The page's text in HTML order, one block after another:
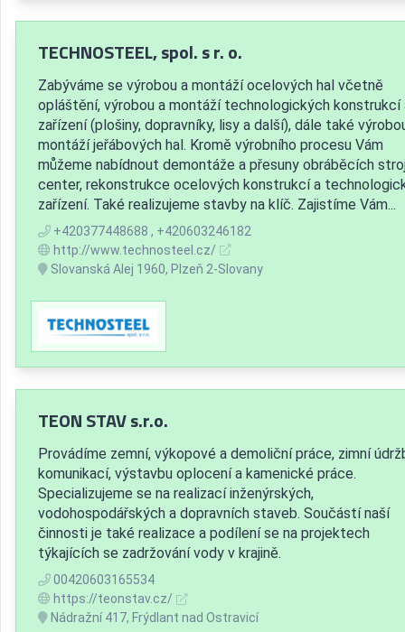
TECHNOSTEEL, spol. s r. o.
Zabýváme se výrobou a montáží ocelových hal včetně
opláštění, výrobou a montáží technologických konstrukcí
zařízení (plošiny, dopravníky, lisy a další), dále také
montáží jeřábových hal. Kromě výrobního procesu Vám
můžeme nabídnout demontáže a přesuny obráběcích
center, rekonstrukce ocelových konstrukcí a
zařízení. Také realizujeme stavby na klíč. Zajistíme Vám...
+420377448688 , +420603246182
http://www.technosteel.cz/
Slovanská Alej 1960, Plzeň 2-Slovany
TEON STAV s.r.o.
Provádíme zemní, výkopové a demoliční práce, zimní
komunikací, výstavbu oplocení a kamenické práce.
Specializujeme se na realizací inženýrských,
vodohospodářských a dopravních staveb. Součástí naší
činnosti je také realizace a podílení se na projektech
týkajících se zadržování vody v krajině.
00420603165534
https://teonstav.cz/
Nádražní 417, Frýdlant nad Ostravicí